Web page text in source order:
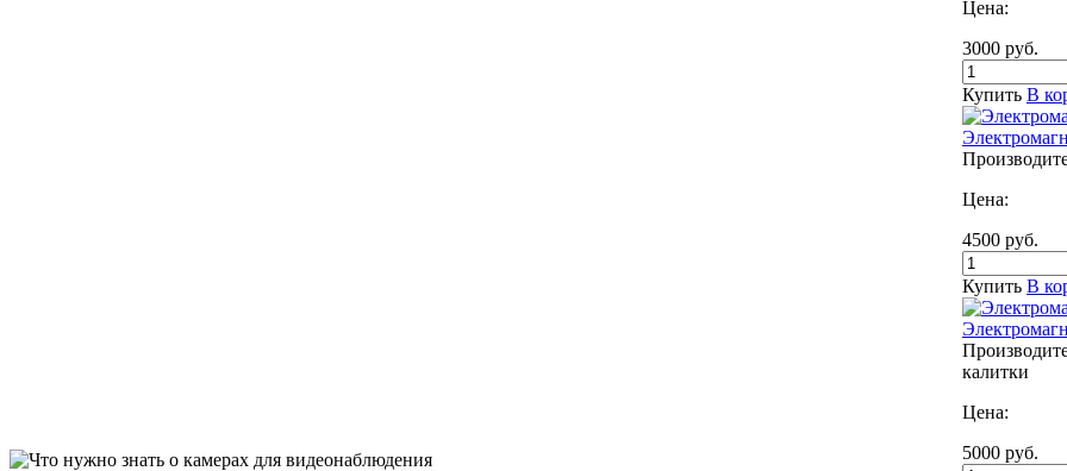
Цена:
3000 руб.
Купить В
Цена:
4500 руб.
Купить В
калитки
Цена:
5000 руб.